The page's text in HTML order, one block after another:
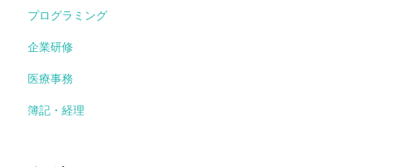
プログラミング
企業研修
医療事務
簿記・経理